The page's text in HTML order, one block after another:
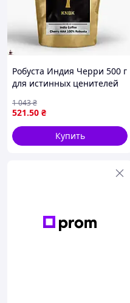
Робуста Индия Черри 500 г
для истинных ценителей
вкусом и ароматом
521.50 ₴
1 043₴
Купить